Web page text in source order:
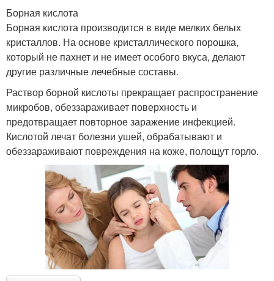
Борная кислота
Борная кислота производится в виде мелких белых
кристаллов. На основе кристаллического порошка,
который не пахнет и не имеет особого вкуса, делают
другие различные лечебные составы.
Раствор борной кислоты прекращает распространение
микробов, обеззараживает поверхность и
предотвращает повторное заражение инфекцией.
Кислотой лечат болезни ушей, обрабатывают и
обеззараживают повреждения на коже, полощут горло.